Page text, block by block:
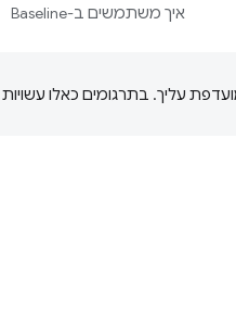
איך משתמשים ב-Baseline